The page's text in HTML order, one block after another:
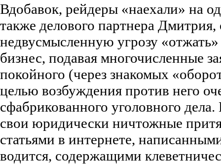
Вдобавок, рейдеры «наехали» на
также делового партнера Дмитрия,
недвусмысленную угрозу
бизнес, подавая многочисленные
покойного (через знакомых
целью возбуждения против него
сфабрикованного уголовного
свои юридически ничтожные
статьями в интернете,
водится, содержащими